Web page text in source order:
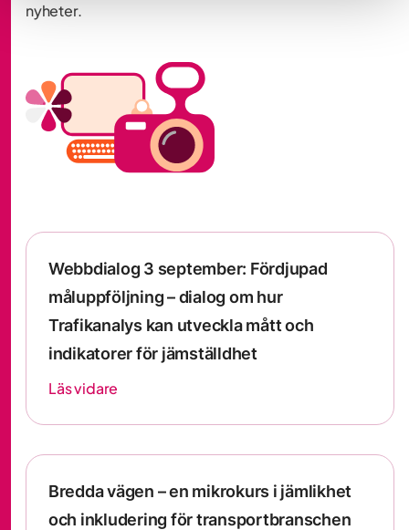
nyheter.
Webbdialog 3 september: Fördjupad
måluppföljning – dialog om hur
Trafikanalys kan utveckla mått och
indikatorer för jämställdhet
Läs vidare
Bredda vägen – en mikrokurs i jämlikhet
och inkludering för transportbranschen